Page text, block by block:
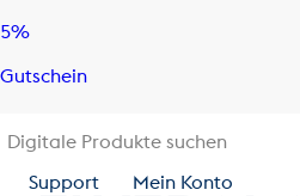
Skip
content
Skip
navigation
5%
Gutschein
Support Mein Konto